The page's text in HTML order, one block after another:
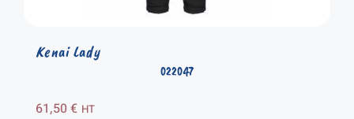
022047
Kenai Lady
61,50€ HT